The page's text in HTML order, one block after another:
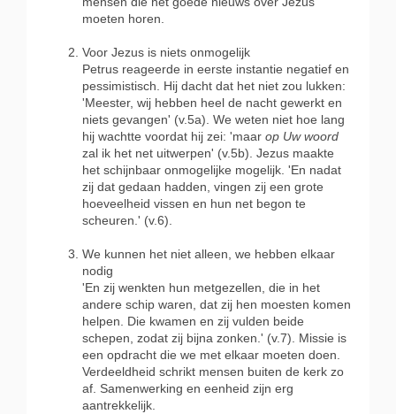
moeten horen.
Voor Jezus is niets onmogelijk
Petrus reageerde in eerste instantie negatief en
pessimistisch. Hij dacht dat het niet zou lukken:
'Meester, wij hebben heel de nacht gewerkt en
niets gevangen' (v.5a). We weten niet hoe lang
hij wachtte voordat hij zei: 'maar op Uw woord
zal ik het net uitwerpen' (v.5b). Jezus maakte
het schijnbaar onmogelijke mogelijk. 'En nadat
zij dat gedaan hadden, vingen zij een grote
hoeveelheid vissen en hun net begon te
scheuren.' (v.6).
We kunnen het niet alleen, we hebben elkaar
nodig
'En zij wenkten hun metgezellen, die in het
andere schip waren, dat zij hen moesten komen
helpen. Die kwamen en zij vulden beide
schepen, zodat zij bijna zonken.' (v.7). Missie is
een opdracht die we met elkaar moeten doen.
Verdeeldheid schrikt mensen buiten de kerk zo
af. Samenwerking en eenheid zijn erg
aantrekkelijk.